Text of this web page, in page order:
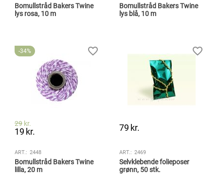
Bomullstråd Bakers Twine
lys rosa, 10 m
Bomullstråd Bakers Twine
lys blå, 10 m
34%
29 kr.
19 kr.
ART.: 2448
Bomullstråd Bakers Twine
lilla, 20 m
79 kr.
ART.: 2469
Selvklebende folieposer
grønn, 50 stk.